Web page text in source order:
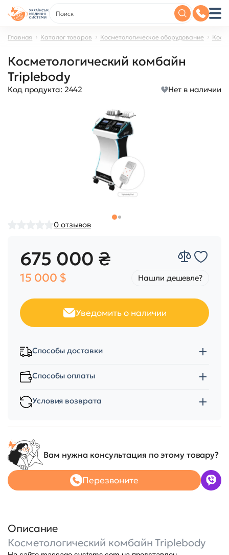
Главная Каталог товаров Косметологическое оборудование
Косметологический комбайн
Triplebody
Код продукта: 2442 Нет в наличии
0 отзывов
675 000 ₴
15 000 $ Нашли дешевле?
Уведомить о наличии
Способы доставки
Способы оплаты
Условия возврата
Вам нужна консультация по этому товару?
Перезвоните
Описание
Косметологический комбайн Triplebody